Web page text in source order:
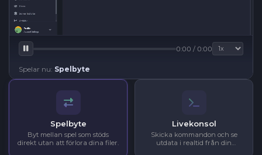
0:00 / 0:00
Spelar nu: Spelbyte
Spelbyte
Byt mellan spel som stöds
direkt utan att förlora dina filer.
Livekonsol
Skicka kommandon och se
utdata i realtid från din